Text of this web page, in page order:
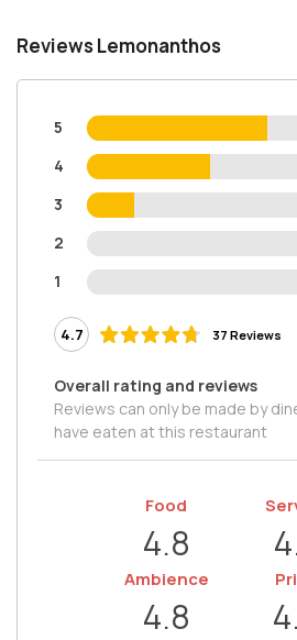
Reviews Lemonanthos
5
4
3
2
1
4.7 37 Reviews
Overall rating and reviews
Reviews can only be made by
have eaten at this restaurant
Food
4.8
Ambience
4.8